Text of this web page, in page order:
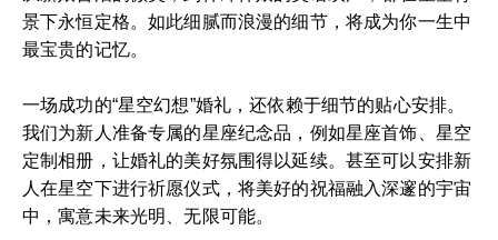
景下永恒定格。如此细腻而浪漫的细节，将成为你一生中
最宝贵的记忆。
一场成功的“星空幻想”婚礼，还依赖于细节的贴心安排。
我们为新人准备专属的星座纪念品，例如星座首饰、星空
定制相册，让婚礼的美好氛围得以延续。甚至可以安排新
人在星空下进行祈愿仪式，将美好的祝福融入深邃的宇宙
中，寓意未来光明、无限可能。